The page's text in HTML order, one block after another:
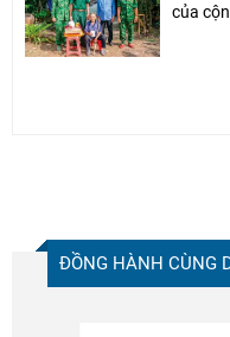
của
ĐỒNG HÀNH CÙNG